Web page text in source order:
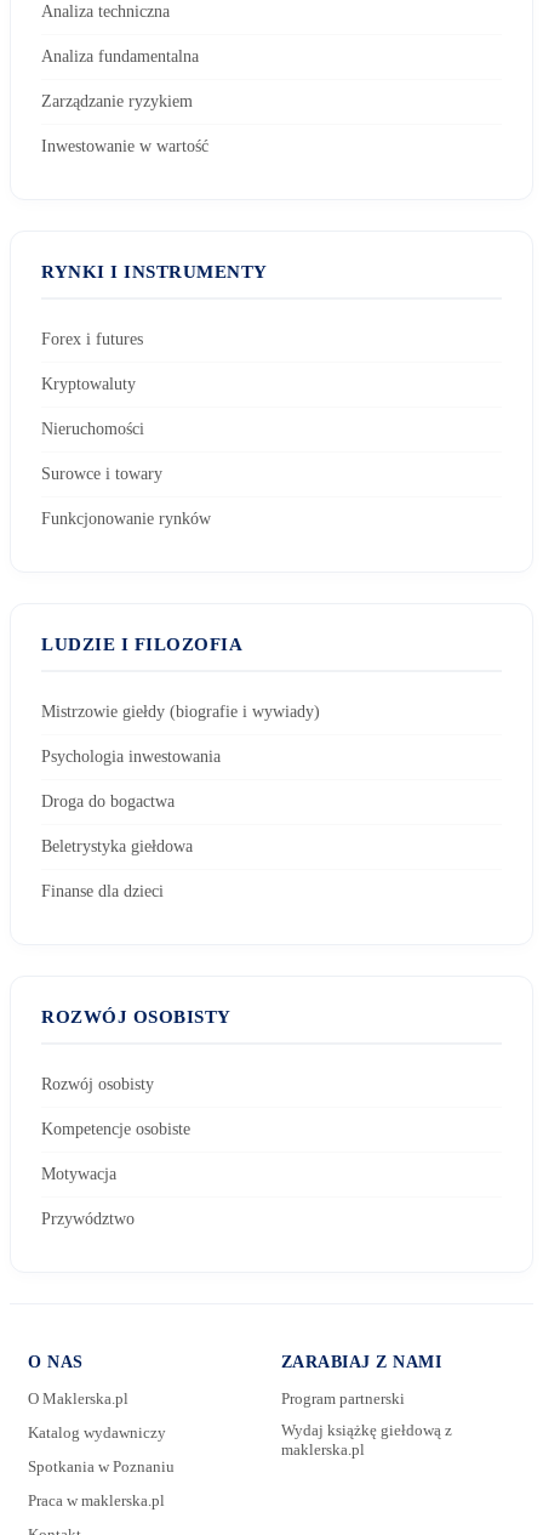
Analiza techniczna
Analiza fundamentalna
Zarządzanie ryzykiem
Inwestowanie w wartość
RYNKI I INSTRUMENTY
Forex i futures
Kryptowaluty
Nieruchomości
Surowce i towary
Funkcjonowanie rynków
LUDZIE I FILOZOFIA
Mistrzowie giełdy (biografie i wywiady)
Psychologia inwestowania
Droga do bogactwa
Beletrystyka giełdowa
Finanse dla dzieci
ROZWÓJ OSOBISTY
Rozwój osobisty
Kompetencje osobiste
Motywacja
Przywództwo
O NAS
O Maklerska.pl
Katalog wydawniczy
Spotkania w Poznaniu
Praca w maklerska.pl
ZARABIAJ Z NAMI
Program partnerski
Wydaj książkę giełdową z
maklerska.pl
E-mail: